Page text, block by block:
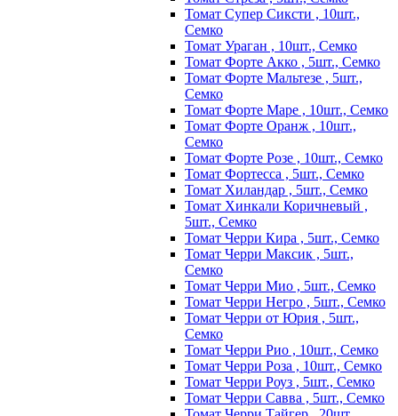
Томат Супер Сиксти , 10шт.,
Семко
Томат Ураган , 10шт., Семко
Томат Форте Акко , 5шт., Семко
Томат Форте Мальтезе , 5шт.,
Семко
Томат Форте Маре , 10шт., Семко
Томат Форте Оранж , 10шт.,
Семко
Томат Форте Розе , 10шт., Семко
Томат Фортесса , 5шт., Семко
Томат Хиландар , 5шт., Семко
Томат Хинкали Коричневый ,
5шт., Семко
Томат Черри Кира , 5шт., Семко
Томат Черри Максик , 5шт.,
Семко
Томат Черри Мио , 5шт., Семко
Томат Черри Негро , 5шт., Семко
Томат Черри от Юрия , 5шт.,
Семко
Томат Черри Рио , 10шт., Семко
Томат Черри Роза , 10шт., Семко
Томат Черри Роуз , 5шт., Семко
Томат Черри Савва , 5шт., Семко